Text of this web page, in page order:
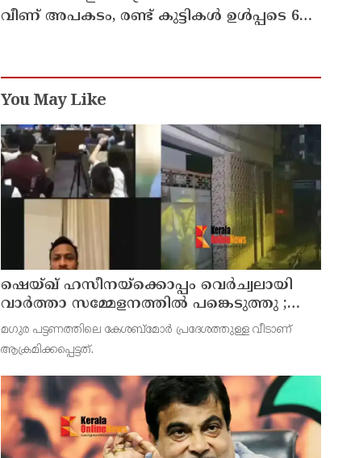
വീണ് അപകടം, രണ്ട് കുട്ടികള്‍ ഉള്‍പ്പടെ 6
You May Like
ഷെയ്ഖ് ഹസീനയ്ക്കൊപ്പം വെര്‍ച്വലായി
വാര്‍ത്താ സമ്മേളനത്തില്‍ പങ്കെടുത്തു ;
ബംഗ്ലാദേശ് ക്രിക്കറ്റ് ടീം മുന്‍ ക്യാപ്റ്റനും
അവാമി ലീഗ് എംപിയുമായിരുന്ന ഷാക്കിബ്
അല്‍ ഹസന്റെ വീടിന് നേരെ പെട്രോള്‍
ബോംബേറ്
മഗുര പട്ടണത്തിലെ കേശബ്മോര്‍ പ്രദേശത്തുള്ള വീടാണ്
ആക്രമിക്കപ്പെട്ടത്.